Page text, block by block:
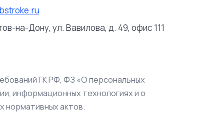
на-Дону, ул. Вавилова, д. 49, офис 111
ГК РФ, ФЗ «О персональных
информационных технологиях и о
актов.